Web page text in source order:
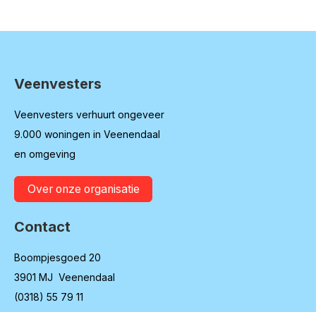
Contactinformatie
Veenvesters
Veenvesters verhuurt ongeveer
9.000 woningen in Veenendaal
en omgeving
Over onze organisatie
Contact
Boompjesgoed 20
3901 MJ Veenendaal
(0318) 55 79 11